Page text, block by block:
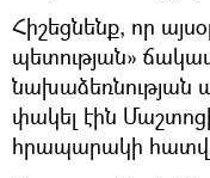
Հիշեցնենք, որ
պետության»
նախաձեռնության
փակել էին
հրապարակի